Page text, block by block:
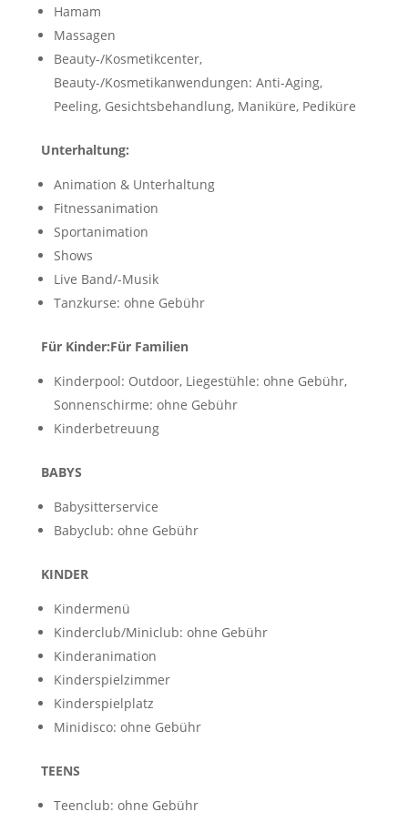
Hamam
Massagen
Beauty-/Kosmetikcenter,
Beauty-/Kosmetikanwendungen: Anti-Aging,
Peeling, Gesichtsbehandlung, Maniküre, Pediküre
Unterhaltung:
Animation & Unterhaltung
Fitnessanimation
Sportanimation
Shows
Live Band/-Musik
Tanzkurse: ohne Gebühr
Für Kinder:Für Familien
Kinderpool: Outdoor, Liegestühle: ohne Gebühr,
Sonnenschirme: ohne Gebühr
Kinderbetreuung
BABYS
Babysitterservice
Babyclub: ohne Gebühr
KINDER
Kindermenü
Kinderclub/Miniclub: ohne Gebühr
Kinderanimation
Kinderspielzimmer
Kinderspielplatz
Minidisco: ohne Gebühr
TEENS
Teenclub: ohne Gebühr